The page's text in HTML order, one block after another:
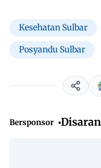
Kesehatan Sulbar
Posyandu Sulbar
Bersponsor